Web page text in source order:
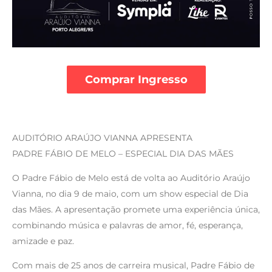
AUDITÓRIO ARAÚJO VIANNA APRESENTA
PADRE FÁBIO DE MELO – ESPECIAL DIA DAS MÃES
O Padre Fábio de Melo está de volta ao Auditório Araújo
Vianna, no dia 9 de maio, com um show especial de Dia
das Mães. A apresentação promete uma experiência única,
combinando música e palavras de amor, fé, esperança,
amizade e paz.
Com mais de 25 anos de carreira musical, Padre Fábio de
Comprar Ingresso